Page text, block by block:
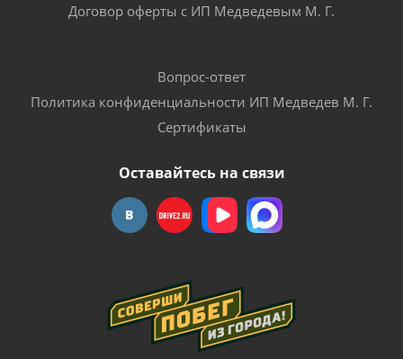
Договор оферты с ИП Медведевым М. Г.
Вопрос-ответ
Политика конфиденциальности ИП Медведев М. Г.
Сертификаты
Оставайтесь на связи